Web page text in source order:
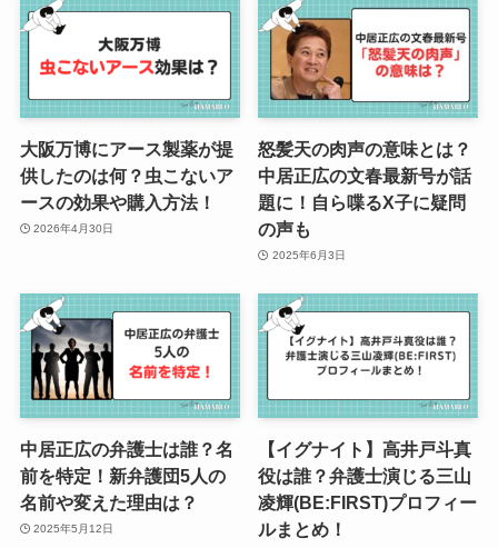
大阪万博にアース製薬が提
供したのは何？虫こないア
ースの効果や購入方法！
2026年4月30日
怒髪天の肉声の意味とは？
中居正広の文春最新号が話
題に！自ら喋るX子に疑問
の声も
2025年6月3日
中居正広の弁護士は誰？名
前を特定！新弁護団5人の
名前や変えた理由は？
2025年5月12日
【イグナイト】高井戸斗真
役は誰？弁護士演じる三山
凌輝(BE:FIRST)プロフィー
ルまとめ！